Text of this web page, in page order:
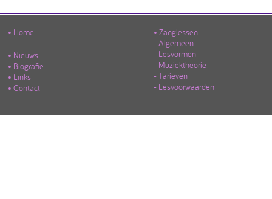
• Home
• Nieuws
• Biografie
• Links
• Contact
• Zanglessen
- Algemeen
- Lesvormen
- Muziektheorie
- Tarieven
- Lesvoorwaarden